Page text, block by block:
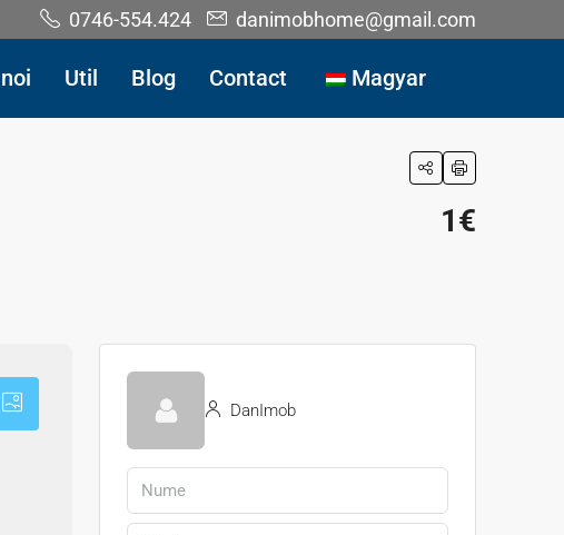
0746-554.424 danimobhome@gmail.com
Util Blog Contact Magyar
1€
DanImob